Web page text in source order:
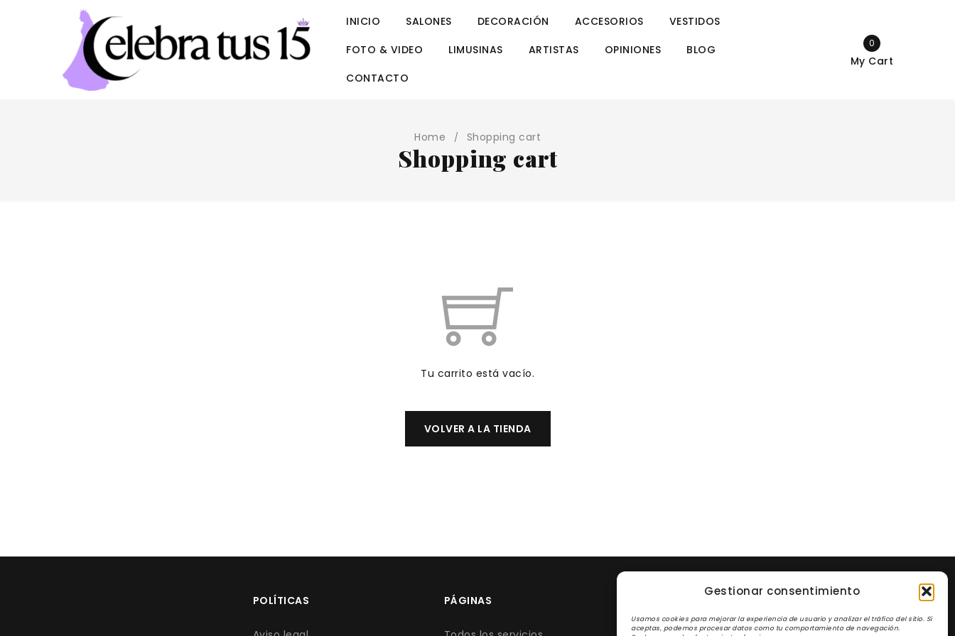
Gestionar consentimiento
Usamos cookies para mejorar la experiencia de usuario y analizar el tráfico del sitio. Si
aceptas, podemos procesar datos como tu comportamiento de navegación.
INICIO SALONES DECORACIÓN ACCESORIOS
VESTIDOS
FOTO & VIDEO
LIMUSINAS ARTISTAS OPINIONES
BLOG
CONTACTO
0
My Cart
Home / Shopping cart
Shopping cart
Tu carrito está vacío.
VOLVER A LA TIENDA
POLÍTICAS PÁGINAS